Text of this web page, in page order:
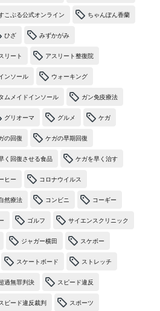
こぶる公式オンライン ちゃんぽん香蘭
ひざ みずかがみ
リート アスリート整復院
ンソール ウォーキング
ムメイドインソール ガン免疫療法
グリオーマ グルメ ケガ
の回復 ケガの早期回復
く回復させる食品 ケガを早く治す
ヒー コロナウイルス
然療法 コンビニ コーギー
ゴルフ サイエンスクリニック
ジャガー横田 スケボー
スケートボード ストレッチ
過無罪判決 スピード違反
ピード違反裁判 スポーツ